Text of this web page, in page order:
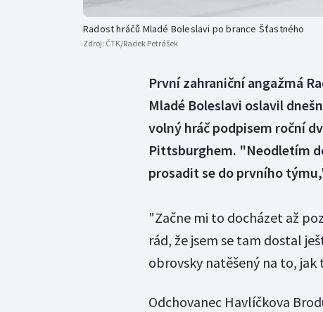
Radost hráčů Mladé Boleslavi po brance Šťastného
Zdroj: ČTK/Radek Petrášek
První zahraniční angažmá
Mladé Boleslavi oslavil
volný hráč podpisem roční
Pittsburghem. "Neodletím
prosadit se do prvního
"Začne mi to docházet až
rád, že jsem se tam dostal
obrovsky natěšený na to,
Odchovanec Havlíčkova